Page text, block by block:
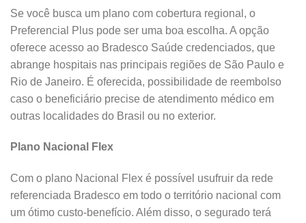
Se você busca um plano com cobertura regional, o
Preferencial Plus pode ser uma boa escolha. A opção
oferece acesso ao Bradesco Saúde credenciados, que
abrange hospitais nas principais regiões de São Paulo e
Rio de Janeiro. É oferecida, possibilidade de reembolso
caso o beneficiário precise de atendimento médico em
outras localidades do Brasil ou no exterior.
Plano Nacional Flex
Com o plano Nacional Flex é possível usufruir da rede
referenciada Bradesco em todo o território nacional com
um ótimo custo-benefício. Além disso, o segurado terá